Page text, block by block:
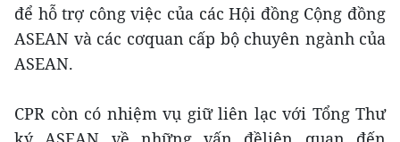
để hỗ trợ công việc của các Hội đồng Cộng đồng
ASEAN và các cơquan cấp bộ chuyên ngành của
ASEAN.
CPR còn có nhiệm vụ giữ liên lạc với Tổng Thư